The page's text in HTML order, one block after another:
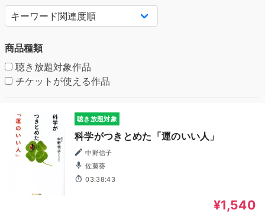
商品種類
聴き放題対象作品
チケットが使える作品
聴き放題対象
科学がつきとめた「運のいい人」
中野信子
佐藤葵
03:38:43
¥1,540